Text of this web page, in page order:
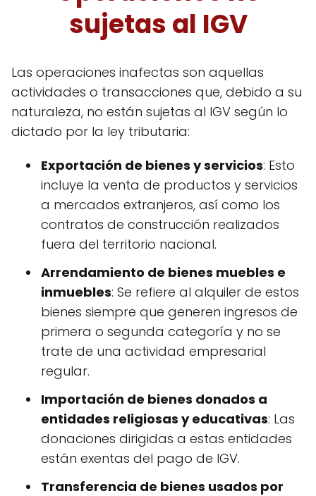
sujetas al IGV
Las operaciones inafectas son aquellas
actividades o transacciones que, debido a su
naturaleza, no están sujetas al IGV según lo
dictado por la ley tributaria:
Exportación de bienes y servicios: Esto
incluye la venta de productos y servicios
a mercados extranjeros, así como los
contratos de construcción realizados
fuera del territorio nacional.
Arrendamiento de bienes muebles e
inmuebles: Se refiere al alquiler de estos
bienes siempre que generen ingresos de
primera o segunda categoría y no se
trate de una actividad empresarial
regular.
Importación de bienes donados a
entidades religiosas y educativas: Las
donaciones dirigidas a estas entidades
están exentas del pago de IGV.
Transferencia de bienes usados por